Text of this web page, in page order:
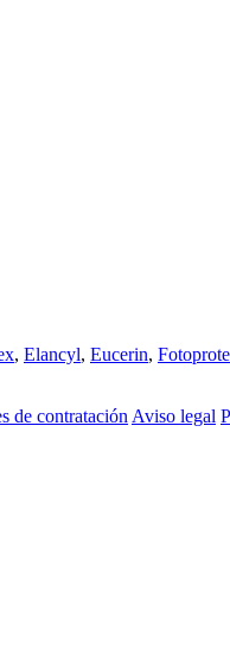
, Elancyl, Eucerin,
de contratación Aviso legal